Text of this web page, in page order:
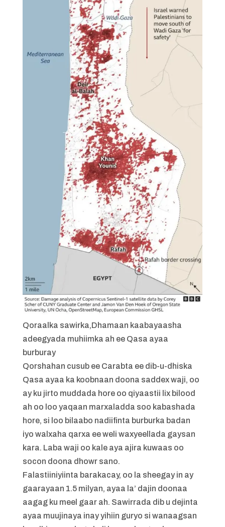
Qoraalka sawirka,Dhamaan kaabayaasha
adeegyada muhiimka ah ee Qasa ayaa
burburay
Qorshahan cusub ee Carabta ee dib-u-dhiska
Qasa ayaa ka koobnaan doona saddex waji, oo
ay ku jirto muddada hore oo qiyaastii lix bilood
ah oo loo yaqaan marxaladda soo kabashada
hore, si loo bilaabo nadiifinta burburka badan
iyo walxaha qarxa ee weli waxyeellada gaysan
kara. Laba waji oo kale aya ajira kuwaas oo
socon doona dhowr sano.
Falastiiniyiinta barakacay, oo la sheegay in ay
gaarayaan 1.5 milyan, ayaa la’ dajin doonaa
aagag ku meel gaar ah. Sawirrada dib u dejinta
ayaa muujinaya inay yihiin guryo si wanaagsan